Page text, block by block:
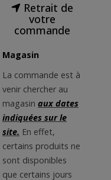
Retrait de
votre
commande
Magasin
La commande est à
venir chercher au
magasin aux dates
indiquées sur le
site. En effet,
certains produits ne
sont disponibles
que certains jours